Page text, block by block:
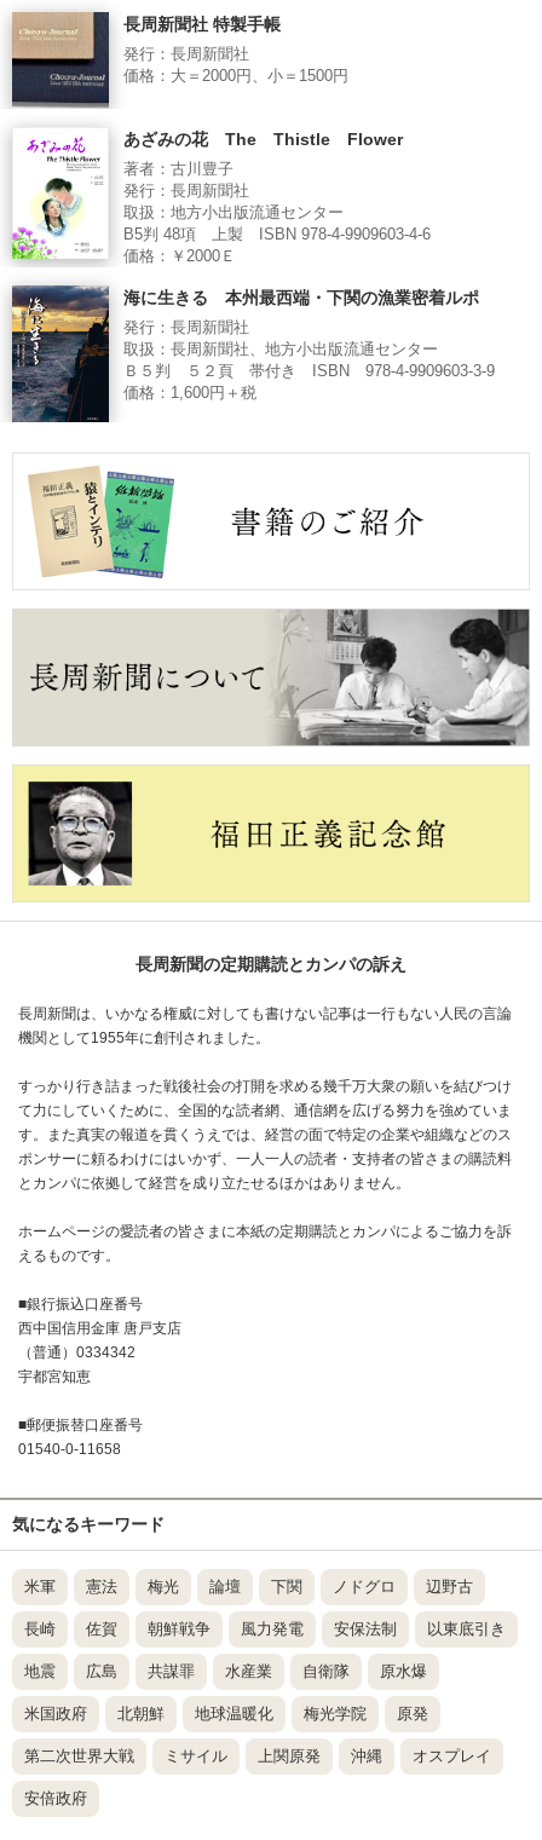
長周新聞社 特製手帳
発行：長周新聞社
価格：大＝2000円、小＝1500円
あざみの花 The Thistle Flower
著者：古川豊子
発行：長周新聞社
取扱：地方小出版流通センター
B5判 48項 上製 ISBN 978-4-9909603-4-6
価格：￥2000Ｅ
海に生きる 本州最西端・下関の漁業密着ルポ
発行：長周新聞社
取扱：長周新聞社、地方小出版流通センター
Ｂ５判 ５２頁 帯付き ISBN 978-4-9909603-3-9
価格：1,600円＋税
長周新聞の定期購読とカンパの訴え
長周新聞は、いかなる権威に対しても書けない記事は一行もない人民の言論
機関として1955年に創刊されました。
すっかり行き詰まった戦後社会の打開を求める幾千万大衆の願いを結びつけ
て力にしていくために、全国的な読者網、通信網を広げる努力を強めていま
す。また真実の報道を貫くうえでは、経営の面で特定の企業や組織などのス
ポンサーに頼るわけにはいかず、一人一人の読者・支持者の皆さまの購読料
とカンパに依拠して経営を成り立たせるほかはありません。
ホームページの愛読者の皆さまに本紙の定期購読とカンパによるご協力を訴
えるものです。
■銀行振込口座番号
西中国信用金庫 唐戸支店
（普通）0334342
宇都宮知恵
■郵便振替口座番号
01540-0-11658
気になるキーワード
米軍 憲法 梅光 論壇 下関 ノドグロ 辺野古
長崎 佐賀 朝鮮戦争 風力発電 安保法制 以東底引き
地震 広島 共謀罪 水産業 自衛隊 原水爆
米国政府 北朝鮮 地球温暖化 梅光学院 原発
第二次世界大戦 ミサイル 上関原発 沖縄 オスプレイ
安倍政府